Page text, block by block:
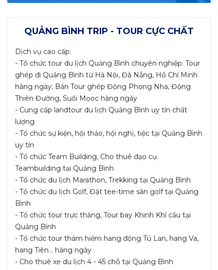
QUẢNG BÌNH TRIP - TOUR CỰC CHẤT
Dịch vụ cao cấp:
- Tổ chức tour du lịch Quảng Bình chuyên nghiệp: Tour
ghép đi Quảng Bình từ Hà Nội, Đà Nẵng, Hồ Chí Minh
hàng ngày; Bán Tour ghép Động Phong Nha, Động
Thiên Đường, Suối Mọoc hàng ngày
- Cung cấp landtour du lịch Quảng Bình uy tín chất
lượng
- Tổ chức sự kiện, hội thảo, hội nghị, tiệc tại Quảng Bình
uy tín
- Tổ chức Team Building, Cho thuê đạo cụ
Teambuilding tại Quảng Bình
- Tổ chức du lịch Marathon, Trekking tại Quảng Bình
- Tổ chức du lịch Golf, Đặt tee-time sân golf tại Quảng
Bình
- Tổ chức tour trực thăng, Tour bay Khinh Khí cầu tại
Quảng Bình
- Tổ chức tour thám hiểm hang động Tú Lan, hang Va,
hang Tiên... hàng ngày
- Cho thuê xe du lịch 4 - 45 chỗ tại Quảng Bình